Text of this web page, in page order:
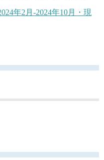
年2月-2024年10月・現